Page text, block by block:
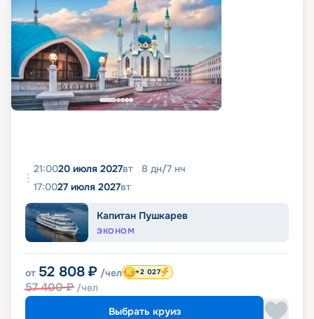
21:0020 июля 2027вт 8 дн/7 нч
17:0027 июля 2027вт
Капитан Пушкарев
ЭКОНОМ
от 52 808 ₽ /чел
57 400₽ /чел
+2 027
Выбрать круиз